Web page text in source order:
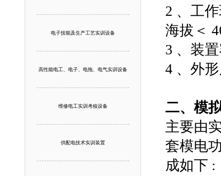
电子技能及生产工艺实训设备
高性能电工、电子、电拖、电气实训设备
维修电工实训考核设备
供配电技术实训装置
2 、工
海拔＜
3 、装
4 、外
二、模
主要由
套模电
成如下 :